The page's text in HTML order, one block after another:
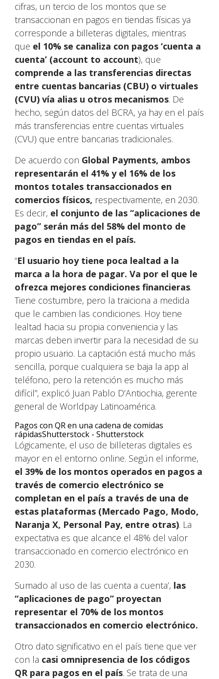
cifras, un tercio de los montos que se
transaccionan en pagos en tiendas físicas ya
corresponde a billeteras digitales, mientras
que el 10% se canaliza con pagos ‘cuenta a
cuenta’ (account to account), que
comprende a las transferencias directas
entre cuentas bancarias (CBU) o virtuales
(CVU) vía alias u otros mecanismos. De
hecho, según datos del BCRA, ya hay en el país
más transferencias entre cuentas virtuales
(CVU) que entre bancarias tradicionales.
De acuerdo con Global Payments, ambos
representarán el 41% y el 16% de los
montos totales transaccionados en
comercios físicos, respectivamente, en 2030.
Es decir, el conjunto de las “aplicaciones de
pago” serán más del 58% del monto de
pagos en tiendas en el país.
“El usuario hoy tiene poca lealtad a la
marca a la hora de pagar. Va por el que le
ofrezca mejores condiciones financieras.
Tiene costumbre, pero la traiciona a medida
que le cambien las condiciones. Hoy tiene
lealtad hacia su propia conveniencia y las
marcas deben invertir para la necesidad de su
propio usuario. La captación está mucho más
sencilla, porque cualquiera se baja la app al
teléfono, pero la retención es mucho más
difícil”, explicó Juan Pablo D’Antiochia, gerente
general de Worldpay Latinoamérica.
Pagos con QR en una cadena de comidas
rápidasShutterstock - Shutterstock
Lógicamente, el uso de billeteras digitales es
mayor en el entorno online. Según el informe,
el 39% de los montos operados en pagos a
través de comercio electrónico se
completan en el país a través de una de
estas plataformas (Mercado Pago, Modo,
Naranja X, Personal Pay, entre otras). La
expectativa es que alcance el 48% del valor
transaccionado en comercio electrónico en
2030.
Sumado al uso de las cuenta a cuenta’, las
“aplicaciones de pago” proyectan
representar el 70% de los montos
transaccionados en comercio electrónico.
Otro dato significativo en el país tiene que ver
con la casi omnipresencia de los códigos
QR para pagos en el país. Se trata de una